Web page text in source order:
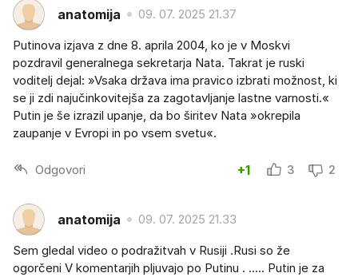
anatomija 09. 07. 2025 21.37
Putinova izjava z dne 8. aprila 2004, ko je v Moskvi
pozdravil generalnega sekretarja Nata. Takrat je ruski
voditelj dejal: »Vsaka država ima pravico izbrati možnost, ki
se ji zdi najučinkovitejša za zagotavljanje lastne varnosti.«
Putin je še izrazil upanje, da bo širitev Nata »okrepila
zaupanje v Evropi in po vsem svetu«.
Odgovori +1 3 2
anatomija 09. 07. 2025 21.33
Sem gledal video o podražitvah v Rusiji .Rusi so že
ogorčeni V komentarjih pljuvajo po Putinu . ..... Putin je za